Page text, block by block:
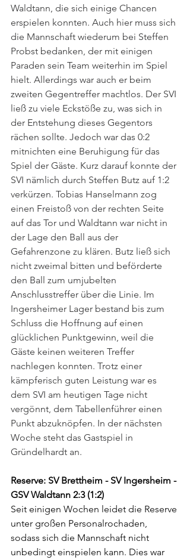
Waldtann, die sich einige Chancen
erspielen konnten. Auch hier muss sich
die Mannschaft wiederum bei Steffen
Probst bedanken, der mit einigen
Paraden sein Team weiterhin im Spiel
hielt. Allerdings war auch er beim
zweiten Gegentreffer machtlos. Der SVI
ließ zu viele Eckstöße zu, was sich in
der Entstehung dieses Gegentors
rächen sollte. Jedoch war das 0:2
mitnichten eine Beruhigung für das
Spiel der Gäste. Kurz darauf konnte der
SVI nämlich durch Steffen Butz auf 1:2
verkürzen. Tobias Hanselmann zog
einen Freistoß von der rechten Seite
auf das Tor und Waldtann war nicht in
der Lage den Ball aus der
Gefahrenzone zu klären. Butz ließ sich
nicht zweimal bitten und beförderte
den Ball zum umjubelten
Anschlusstreffer über die Linie. Im
Ingersheimer Lager bestand bis zum
Schluss die Hoffnung auf einen
glücklichen Punktgewinn, weil die
Gäste keinen weiteren Treffer
nachlegen konnten. Trotz einer
kämpferisch guten Leistung war es
dem SVI am heutigen Tage nicht
vergönnt, dem Tabellenführer einen
Punkt abzuknöpfen. In der nächsten
Woche steht das Gastspiel in
Gründelhardt an.
Reserve: SV Brettheim - SV Ingersheim -
GSV Waldtann 2:3 (1:2)
Seit einigen Wochen leidet die Reserve
unter großen Personalrochaden,
sodass sich die Mannschaft nicht
unbedingt einspielen kann. Dies war